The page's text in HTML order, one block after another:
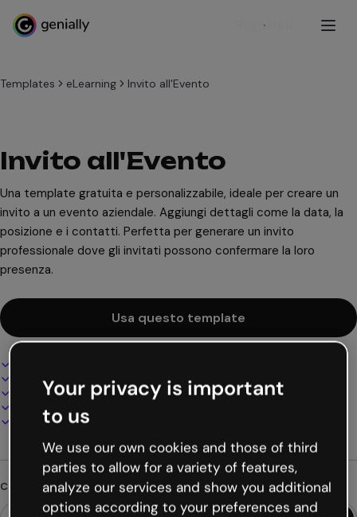
Registrati
Templates eLearning Invito all'Evento
Invito all'Evento
Una template gratuita e personalizzabile, ideale per creare un
invito a un evento aziendale. Aggiungi dettagli come la data, la
posizione e i contatti. Perfetta per generare un invito
professionale dove gli invitati possono confermare la loro
presenza.
Usa questo template
100% personalizzabile
Aggiungi audio, video e multimedia
Presenta, condividi o pubblica online
Scarica in PDF, MP4 e altri formati
Cerchi qualcosa di diverso?
Your privacy is important
to us
We use our own cookies and those of third
parties to allow for a variety of features,
analyze our services and show you additional
options according to your preferences and